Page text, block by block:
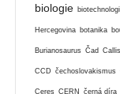
biologie
Hercegovina botanika
Burianosaurus Čad
CCD čechoslovakismus
Ceres CERN černá díra